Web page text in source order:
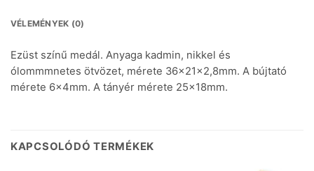
VÉLEMÉNYEK (0)
Ezüst színű medál. Anyaga kadmin, nikkel és
ólommmnetes ötvözet, mérete 36x21x2,8mm. A bújtató
mérete 6x4mm. A tányér mérete 25x18mm.
KAPCSOLÓDÓ TERMÉKEK